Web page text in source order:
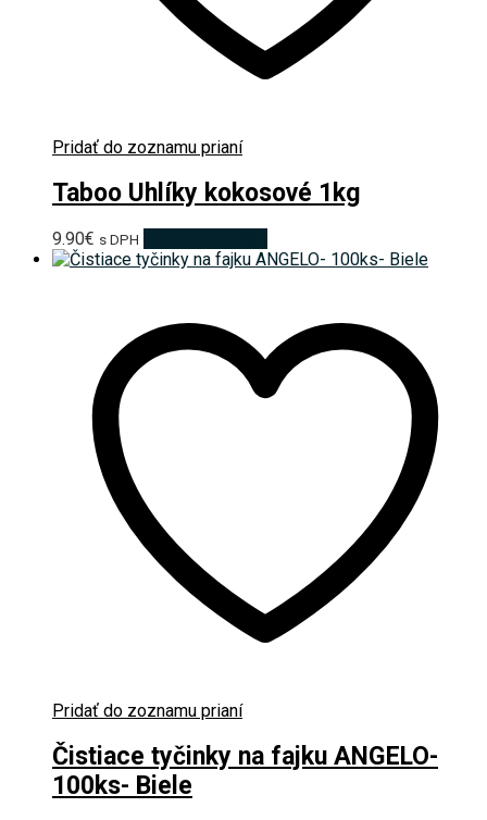
Pridať do zoznamu prianí
Taboo Uhlíky kokosové 1kg
9.90€ s DPH
Pridať do zoznamu prianí
Čistiace tyčinky na fajku ANGELO-
100ks- Biele